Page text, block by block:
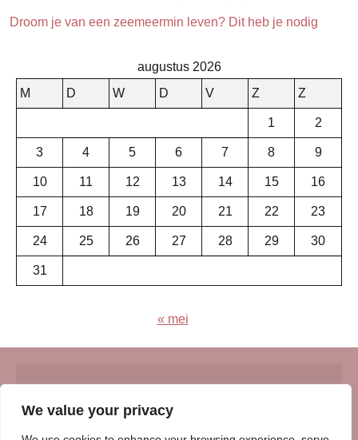
We value your privacy
Droom je van een zeemeermin leven? Dit heb je nodig
augustus 2026
M
D W D V Z Z
1 2
3 4 5 6 7 8 9
10 11 12 13 14 15 16
17 18 19 20 21 22 23
24 25 26 27 28 29 30
31
« mei
© Insert Internetuitgeverij